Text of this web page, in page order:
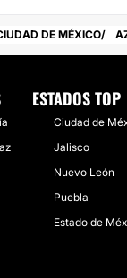
DE MÉXICO
ESTADOS TOP
Ciudad de
Jalisco
Nuevo León
Puebla
Estado de